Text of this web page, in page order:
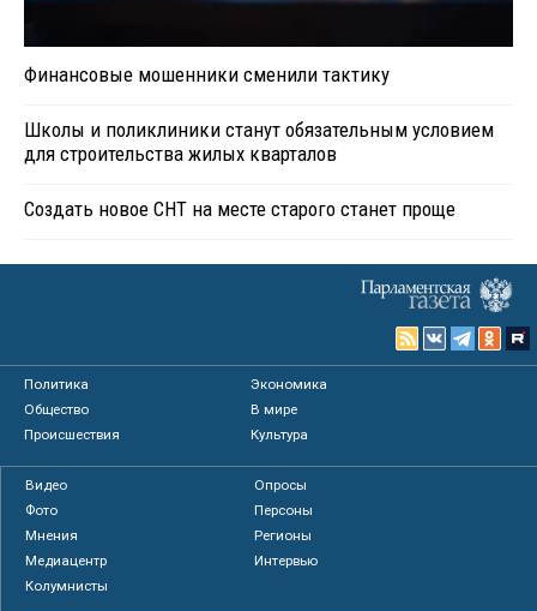
Финансовые мошенники сменили тактику
Школы и поликлиники станут обязательным условием
для строительства жилых кварталов
Создать новое СНТ на месте старого станет проще
Политика
Экономика
Общество
В мире
Происшествия
Культура
Видео
Опросы
Фото
Персоны
Мнения
Регионы
Медиацентр
Интервью
Колумнисты